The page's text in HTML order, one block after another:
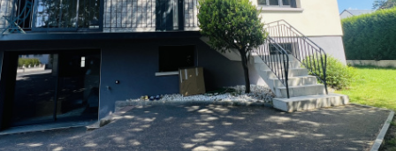
Critères supplémentaires
Piscine Parking Terrasse